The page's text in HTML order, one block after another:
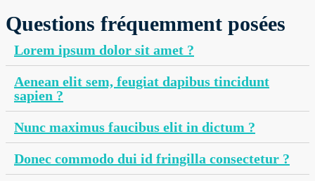
Questions fréquemment posées
Lorem ipsum dolor sit amet ?
Aenean elit sem, feugiat dapibus tincidunt
sapien ?
Nunc maximus faucibus elit in dictum ?
Donec commodo dui id fringilla consectetur ?